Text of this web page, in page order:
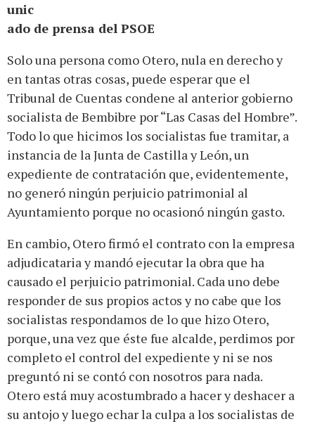
unic
ado de prensa del PSOE
Solo una persona como Otero, nula en derecho y
en tantas otras cosas, puede esperar que el
Tribunal de Cuentas condene al anterior gobierno
socialista de Bembibre por “Las Casas del Hombre”.
Todo lo que hicimos los socialistas fue tramitar, a
instancia de la Junta de Castilla y León, un
expediente de contratación que, evidentemente,
no generó ningún perjuicio patrimonial al
Ayuntamiento porque no ocasionó ningún gasto.
En cambio, Otero firmó el contrato con la empresa
adjudicataria y mandó ejecutar la obra que ha
causado el perjuicio patrimonial. Cada uno debe
responder de sus propios actos y no cabe que los
socialistas respondamos de lo que hizo Otero,
porque, una vez que éste fue alcalde, perdimos por
completo el control del expediente y ni se nos
preguntó ni se contó con nosotros para nada.
Otero está muy acostumbrado a hacer y deshacer a
su antojo y luego echar la culpa a los socialistas de